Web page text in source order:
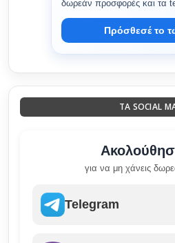
δωρεάν προσφορές και τα
Πρόσθεσέ το
ΤΑ SOCIAL
για να μη χάνεις
Telegram